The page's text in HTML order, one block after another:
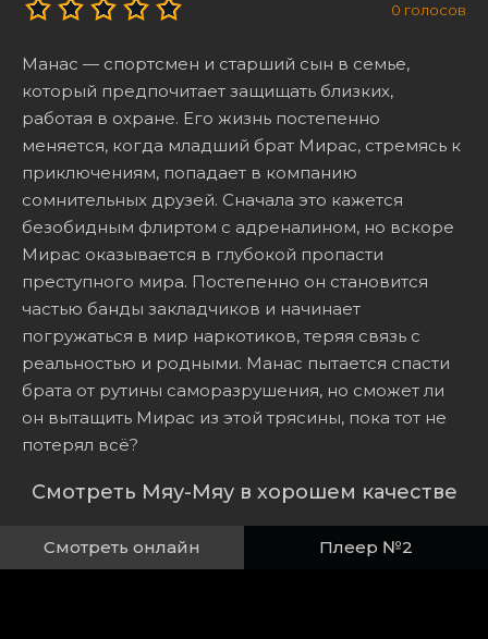
0 голосов
Манас — спортсмен и старший сын в семье,
который предпочитает защищать близких,
работая в охране. Его жизнь постепенно
меняется, когда младший брат Мирас, стремясь к
приключениям, попадает в компанию
сомнительных друзей. Сначала это кажется
безобидным флиртом с адреналином, но вскоре
Мирас оказывается в глубокой пропасти
преступного мира. Постепенно он становится
частью банды закладчиков и начинает
погружаться в мир наркотиков, теряя связь с
реальностью и родными. Манас пытается спасти
брата от рутины саморазрушения, но сможет ли
он вытащить Мирас из этой трясины, пока тот не
потерял всё?
Смотреть Мяу-Мяу в хорошем качестве
Смотреть онлайн Плеер №2